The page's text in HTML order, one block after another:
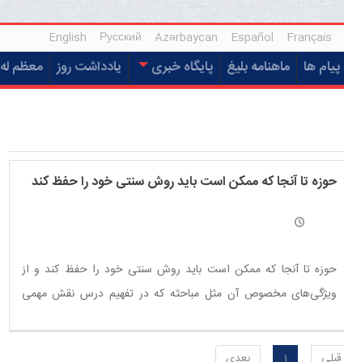
Français
Español
Azərbaycan
Русский
English
پیام ها ماهنامه بلیغ پایگاه خبری یادداشت روز معظم له
حوزه تا آنجا که ممکن است باید روش سنتی خود را حفظ کند
حوزه تا آنجا که ممکن است باید روش سنتی خود را حفظ کند و از
ویژگی‌های مخصوص آن مثل مباحثه که در تفهیم درس نقش مهمی